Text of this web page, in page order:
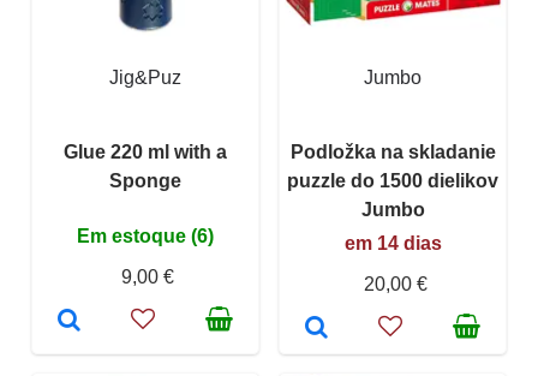
Jig&Puz
Glue 220 ml with a
Sponge
Em estoque (6)
9,00 €
Jumbo
Podložka na skladanie
puzzle do 1500 dielikov
Jumbo
em 14 dias
20,00 €